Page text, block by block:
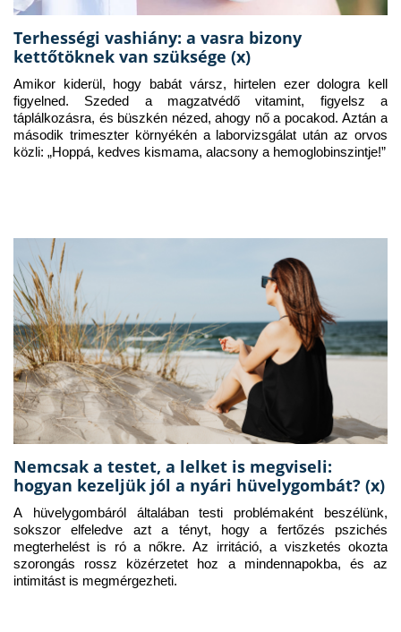
Terhességi vashiány: a vasra bizony
kettőtöknek van szüksége (x)
Amikor kiderül, hogy babát vársz, hirtelen ezer dologra kell
figyelned. Szeded a magzatvédő vitamint, figyelsz a
táplálkozásra, és büszkén nézed, ahogy nő a pocakod. Aztán a
második trimeszter környékén a laborvizsgálat után az orvos
közli: „Hoppá, kedves kismama, alacsony a hemoglobinszintje!”
Nemcsak a testet, a lelket is megviseli:
hogyan kezeljük jól a nyári hüvelygombát? (x)
A hüvelygombáról általában testi problémaként beszélünk,
sokszor elfeledve azt a tényt, hogy a fertőzés pszichés
megterhelést is ró a nőkre. Az irritáció, a viszketés okozta
szorongás rossz közérzetet hoz a mindennapokba, és az
intimitást is megmérgezheti.